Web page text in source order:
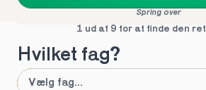
Spring over
1 ud af 9 for at finde den
Hvilket fag?